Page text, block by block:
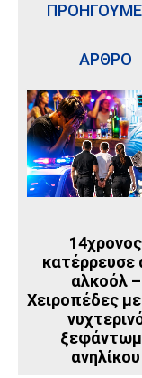
ΑΡΘΡΟ
14χρονος
κατέρρευσε
αλκοόλ –
Χειροπέδες
ανηλίκου